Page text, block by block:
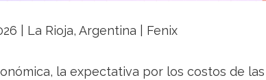
| La Rioja, Argentina | Fenix
la expectativa por los costos de las